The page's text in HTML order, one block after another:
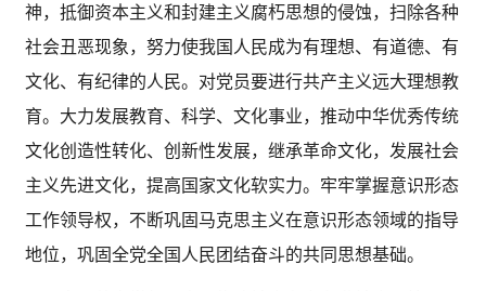
神，抵御资本主义和封建主义腐朽思想的侵蚀，扫除各种
社会丑恶现象，努力使我国人民成为有理想、有道德、有
文化、有纪律的人民。对党员要进行共产主义远大理想教
育。大力发展教育、科学、文化事业，推动中华优秀传统
文化创造性转化、创新性发展，继承革命文化，发展社会
主义先进文化，提高国家文化软实力。牢牢掌握意识形态
工作领导权，不断巩固马克思主义在意识形态领域的指导
地位，巩固全党全国人民团结奋斗的共同思想基础。